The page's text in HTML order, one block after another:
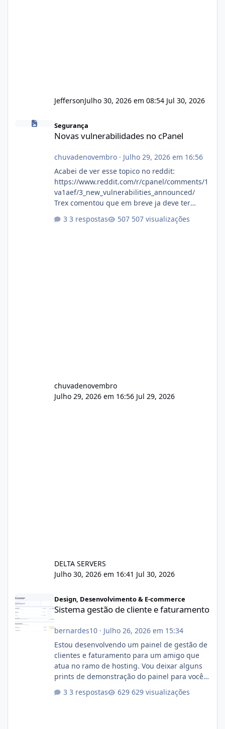
JeffersonJulho 30, 2026 em 08:54 Jul 30, 2026
Novas vulnerabilidades no cPanel
Segurança
Novas vulnerabilidades no cPanel
chuvadenovembro· Julho 29, 2026 em 16:56
Acabei de ver esse topico no reddit:
https://www.reddit.com/r/cpanel/comments/1
va1aef/3_new_vulnerabilities_announced/
Trex comentou que em breve ja deve ter
3 respostas 507 visualizações
chuvadenovembro
Julho 29, 2026 em 16:56 Jul 29, 2026
DELTA SERVERS
Julho 30, 2026 em 16:41 Jul 30, 2026
Design, Desenvolvimento & E-commerce
Sistema gestão de cliente e faturamento
bernardes10· Julho 26, 2026 em 15:34
Estou desenvolvendo um painel de gestão de
clientes e faturamento para um amigo que
atua no ramo de hosting. Vou deixar alguns
prints de demonstração do painel para vocês
com cerca de 80% concluído e conta com
3 respostas 629 visualizações